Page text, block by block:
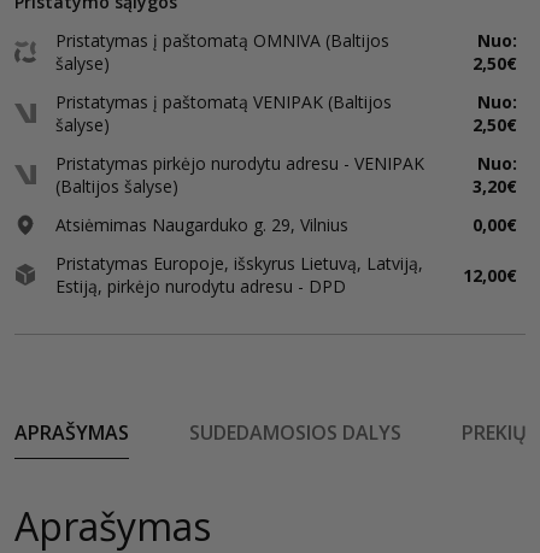
Pristatymas į paštomatą OMNIVA (Baltijos
šalyse)
Nuo:
2,50€
Pristatymas į paštomatą VENIPAK (Baltijos
šalyse)
Nuo:
2,50€
Pristatymas pirkėjo nurodytu adresu - VENIPAK
(Baltijos šalyse)
Nuo:
3,20€
Atsiėmimas Naugarduko g. 29, Vilnius
0,00€
Pristatymas Europoje, išskyrus Lietuvą, Latviją,
Estiją, pirkėjo nurodytu adresu - DPD
12,00€
APRAŠYMAS SUDEDAMOSIOS DALYS PREKIŲ
Aprašymas